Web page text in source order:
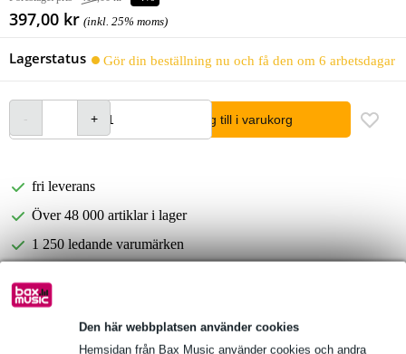
Den här webbplatsen använder cookies
Hemsidan från Bax Music använder cookies och andra
397,00 kr (inkl. 25% moms)
Lagerstatus Gör din beställning nu och få den om 6 arbetsdagar
lägg till i varukorg
fri leverans
Över 48 000 artiklar i lager
1 250 ledande varumärken
Produktinformation
belastningskapacitet: 10 W